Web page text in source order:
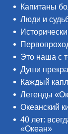
Капитаны
Люди и
Это наша с
Души
Каждый
Легенды
Океанский
40 лет:
«Океан»